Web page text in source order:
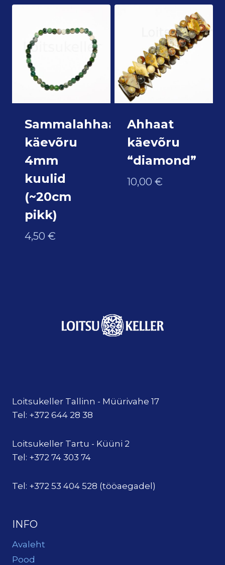
Sammalahhaat
käevõru
4mm
kuulid
(~20cm
pikk)
4,50 €
Ahhaat
käevõru
“diamond”
10,00 €
Loitsukeller Tallinn - Müürivahe 17
Tel: +372 644 28 38
Loitsukeller Tartu - Küüni 2
Tel: +372 74 303 74
Tel: +372 53 404 528 (tööaegadel)
INFO
Avaleht
Pood